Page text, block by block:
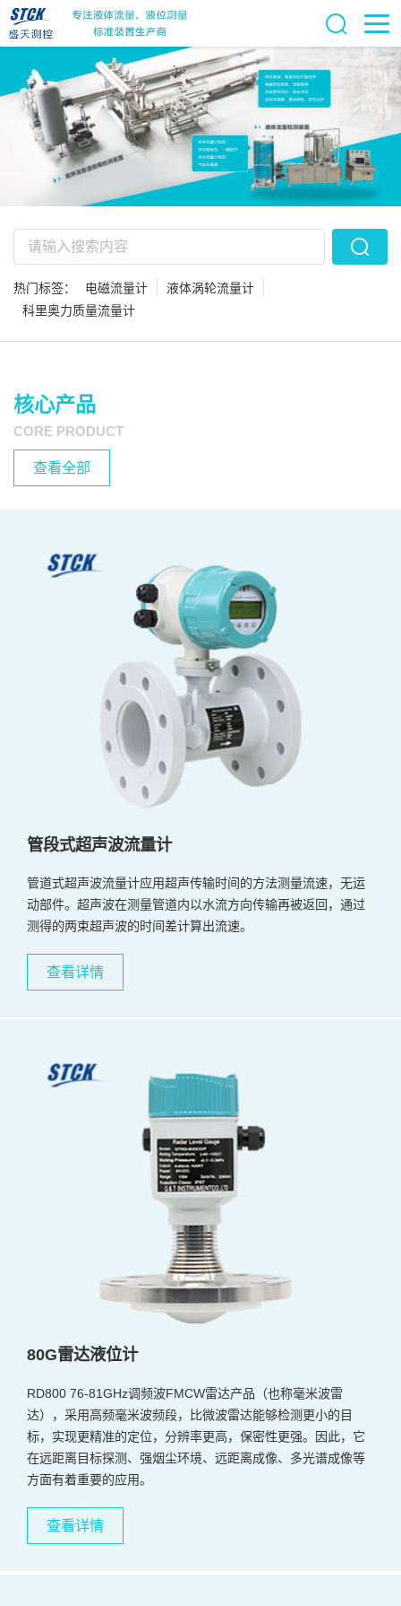
热门标签： 电磁流量计
液体涡轮流量计
科里奥力质量流量计
核心产品
CORE PRODUCT
查看全部
管段式超声波流量计
管道式超声波流量计应用超声传输时间的方法测量流速，无运
动部件。超声波在测量管道内以水流方向传输再被返回，通过
测得的两束超声波的时间差计算出流速。
查看详情
80G雷达液位计
RD800 76-81GHz调频波FMCW雷达产品（也称毫米波雷
达），采用高频毫米波频段，比微波雷达能够检测更小的目
标，实现更精准的定位，分辨率更高，保密性更强。因此，它
在远距离目标探测、强烟尘环境、远距离成像、多光谱成像等
方面有着重要的应用。
查看详情